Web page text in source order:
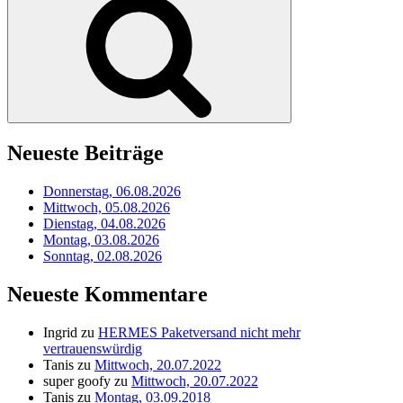
Neueste Beiträge
Donnerstag, 06.08.2026
Mittwoch, 05.08.2026
Dienstag, 04.08.2026
Montag, 03.08.2026
Sonntag, 02.08.2026
Neueste Kommentare
Ingrid zu HERMES Paketversand nicht mehr
vertrauenswürdig
Tanis zu Mittwoch, 20.07.2022
super goofy zu Mittwoch, 20.07.2022
Tanis zu Montag, 03.09.2018